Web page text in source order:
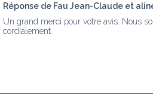
Réponse de Fau Jean-Claude et
Un grand merci pour votre avis. Nous
cordialement.